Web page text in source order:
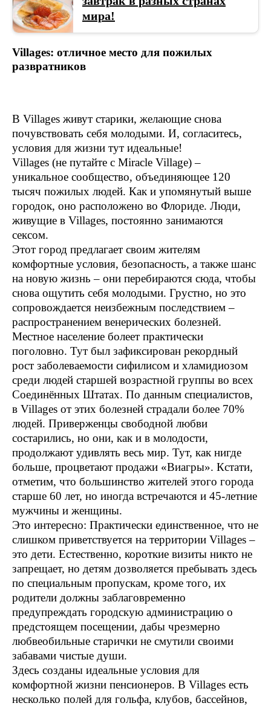
мира!
Villages: отличное место для пожилых
развратников
В Villages живут старики, желающие снова
почувствовать себя молодыми. И, согласитесь,
условия для жизни тут идеальные!
Villages (не путайте с Miracle Village) –
уникальное сообщество, объединяющее 120
тысяч пожилых людей. Как и упомянутый выше
городок, оно расположено во Флориде. Люди,
живущие в Villages, постоянно занимаются
сексом.
Этот город предлагает своим жителям
комфортные условия, безопасность, а также шанс
на новую жизнь – они перебираются сюда, чтобы
снова ощутить себя молодыми. Грустно, но это
сопровождается неизбежным последствием –
распространением венерических болезней.
Местное население болеет практически
поголовно. Тут был зафиксирован рекордный
рост заболеваемости сифилисом и хламидиозом
среди людей старшей возрастной группы во всех
Соединённых Штатах. По данным специалистов,
в Villages от этих болезней страдали более 70%
людей. Приверженцы свободной любви
состарились, но они, как и в молодости,
продолжают удивлять весь мир. Тут, как нигде
больше, процветают продажи «Виагры». Кстати,
отметим, что большинство жителей этого города
старше 60 лет, но иногда встречаются и 45-летние
мужчины и женщины.
Это интересно: Практически единственное, что не
слишком приветствуется на территории Villages –
это дети. Естественно, короткие визиты никто не
запрещает, но детям дозволяется пребывать здесь
по специальным пропускам, кроме того, их
родители должны заблаговременно
предупреждать городскую администрацию о
предстоящем посещении, дабы чрезмерно
любвеобильные старички не смутили своими
забавами чистые души.
Здесь созданы идеальные условия для
комфортной жизни пенсионеров. В Villages есть
несколько полей для гольфа, клубов, бассейнов,